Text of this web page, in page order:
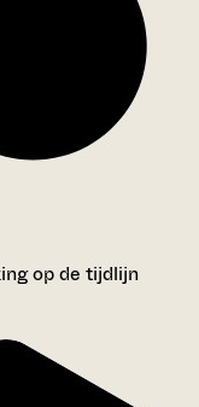
op de tijdlijn